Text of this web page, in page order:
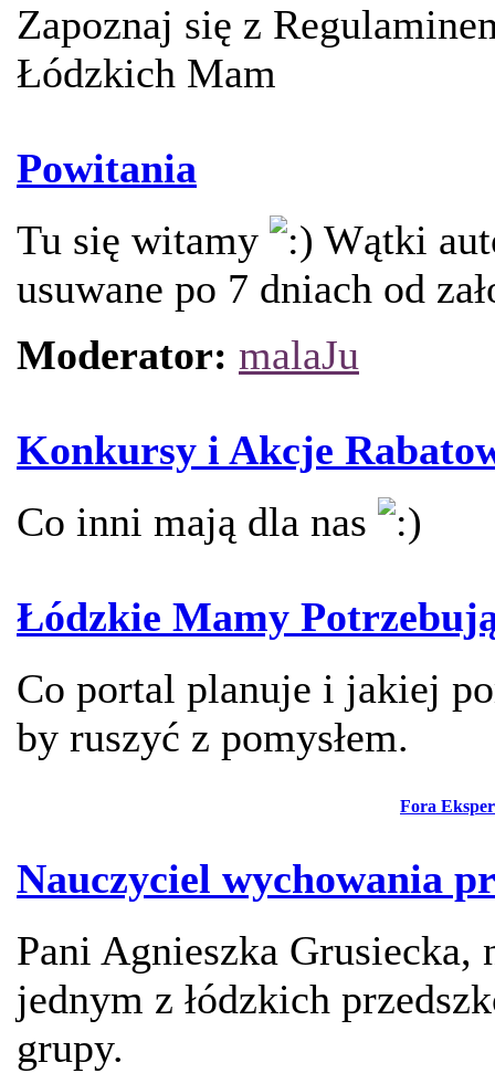
Zapoznaj się z
Łódzkich Mam
Powitania
Tu się witamy
Wątki
usuwane po 7 dniach od
Moderator: malaJu
Konkursy i Akcje
Co inni mają dla nas
Łódzkie Mamy
Co portal planuje i jakiej
by ruszyć z pomysłem.
Fora
Nauczyciel wychowania
Pani Agnieszka Grusiecka,
jednym z łódzkich
grupy.